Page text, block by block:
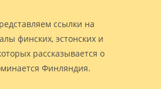
ссылки на
финских, эстонских и
рассказывается о
Финляндия.